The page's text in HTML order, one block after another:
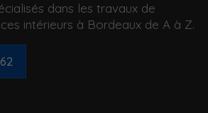
dans les travaux de
intérieurs à Bordeaux de A à Z.